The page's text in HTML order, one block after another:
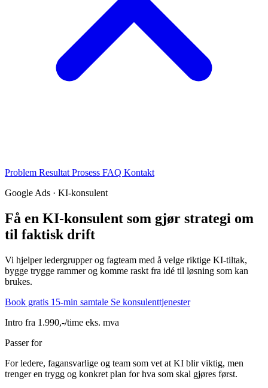
Problem Resultat Prosess FAQ Kontakt
Google Ads · KI-konsulent
Få en KI-konsulent som gjør strategi om
til faktisk drift
Vi hjelper ledergrupper og fagteam med å velge riktige KI-tiltak,
bygge trygge rammer og komme raskt fra idé til løsning som kan
brukes.
Book gratis 15-min samtale Se konsulenttjenester
Intro fra 1.990,-/time eks. mva
Passer for
For ledere, fagansvarlige og team som vet at KI blir viktig, men
trenger en trygg og konkret plan for hva som skal gjøres først.